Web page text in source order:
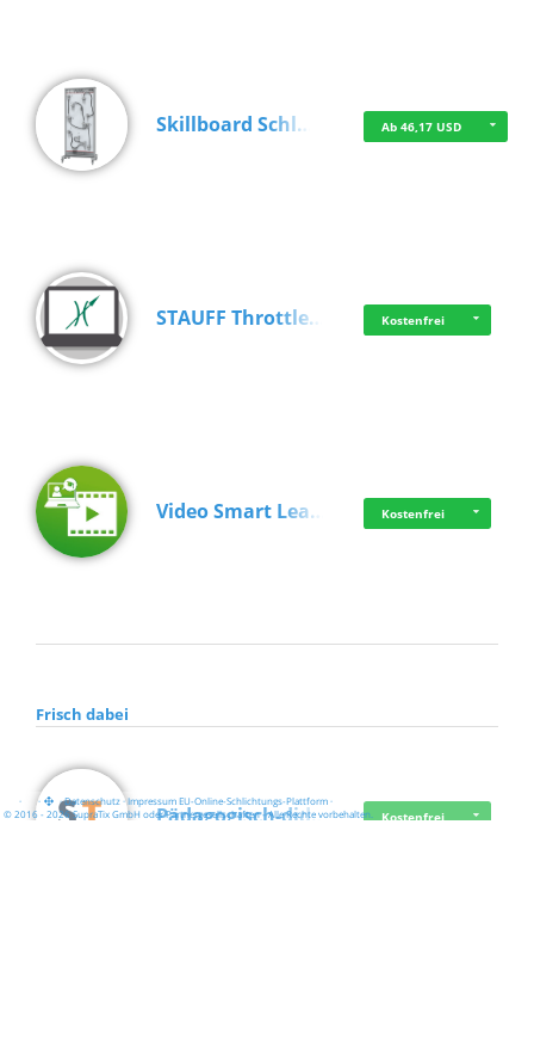
Skillboard Schl… Ab 46,17 USD
STAUFF Throttle… Kostenfrei
Video Smart Lea… Kostenfrei
Frisch dabei
Pädagogisch-did… Kostenfrei
· · ·Datenschutz·Impressum EU-Online-Schlichtungs-Plattform·
© 2016 - 2026 SupraTix GmbH oder Partnergesellschaften - Alle Rechte vorbehalten.